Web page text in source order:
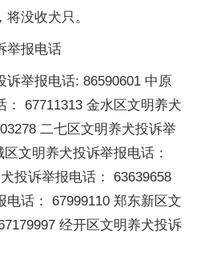
没收犬只。
举报电话
诉举报电话: 86590601 中原
： 67711313 金水区文明养犬
二七区文明养犬投诉举
文明养犬投诉举报电话：
投诉举报电话： 63639658
话： 67999110 郑东新区文
经开区文明养犬投诉